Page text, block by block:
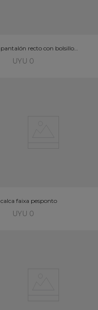
pantalón recto con bolsillo
UYU 0
calca faixa pesponto
UYU 0